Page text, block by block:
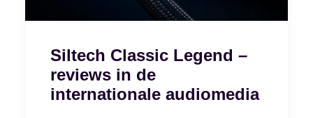
Siltech Classic Legend –
reviews in de
internationale audiomedia